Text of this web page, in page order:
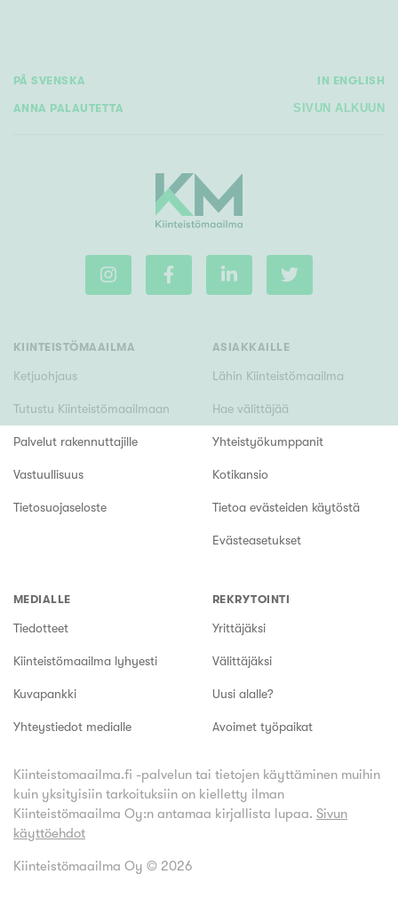
PÅ SVENSKA IN ENGLISH
ANNA PALAUTETTA SIVUN ALKUUN
KIINTEISTÖMAAILMA
Ketjuohjaus
Tutustu Kiinteistömaailmaan
Palvelut rakennuttajille
Vastuullisuus
Tietosuojaseloste
ASIAKKAILLE
Lähin Kiinteistömaailma
Hae välittäjää
Yhteistyökumppanit
Kotikansio
Tietoa evästeiden käytöstä
Evästeasetukset
MEDIALLE
Tiedotteet
Kiinteistömaailma lyhyesti
Kuvapankki
Yhteystiedot medialle
REKRYTOINTI
Yrittäjäksi
Välittäjäksi
Uusi alalle?
Avoimet työpaikat
Kiinteistomaailma.fi -palvelun tai tietojen käyttäminen muihin
kuin yksityisiin tarkoituksiin on kielletty ilman
Kiinteistömaailma Oy:n antamaa kirjallista lupaa. Sivun
käyttöehdot
Kiinteistömaailma Oy © 2026